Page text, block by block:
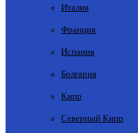
Италия
Франция
Испания
Болгария
Кипр
Северный Кипр